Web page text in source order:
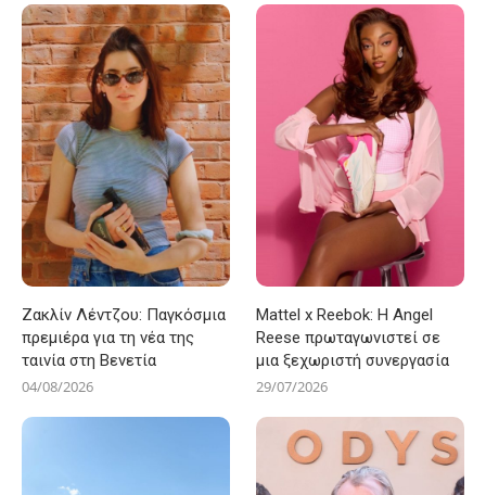
Ζακλίν Λέντζου: Παγκόσμια
πρεμιέρα για τη νέα της
ταινία στη Βενετία
04/08/2026
Mattel x Reebok: Η Angel
Reese πρωταγωνιστεί σε
μια ξεχωριστή συνεργασία
29/07/2026